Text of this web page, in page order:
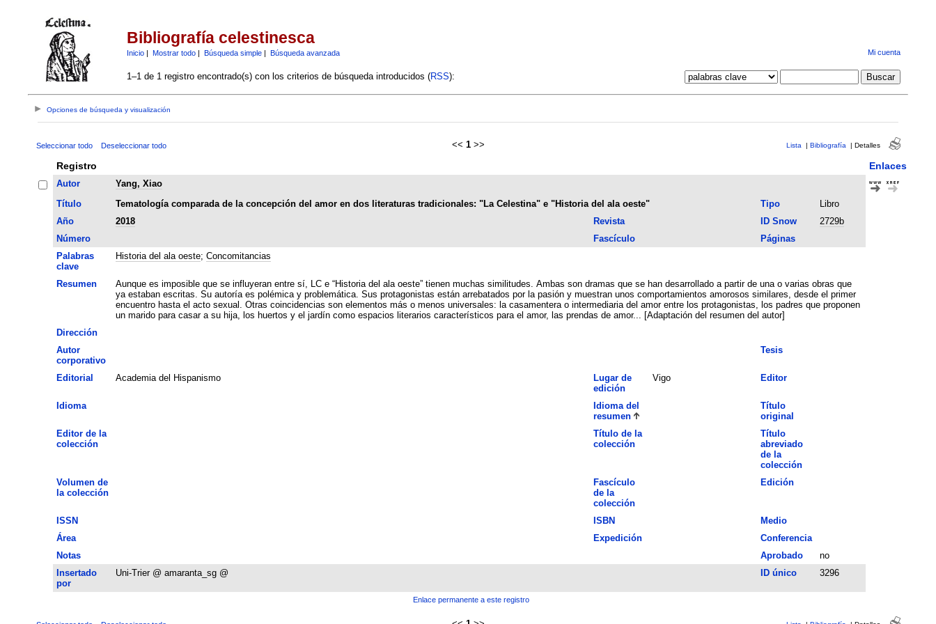
Bibliografía celestinesca
Inicio| Mostrar todo| Búsqueda simple| Búsqueda avanzada Mi cuenta
1–1 de 1 registro encontrado(s) con los criterios de búsqueda introducidos (RSS):
Opciones de búsqueda y visualización
Seleccionar todo Deseleccionar todo << 1 >> Lista | Bibliografía | Detalles
Registro Enlaces
Autor
Yang, Xiao
Título
Tematología comparada de la concepción del amor en dos literaturas tradicionales: "La Celestina" e "Historia del ala oeste" Tipo
Libro
Año
2018 Revista ID Snow
2729b
Número
Fascículo
Páginas
Palabras
clave
Historia del ala oeste; Concomitancias
Resumen
Aunque es imposible que se influyeran entre sí, LC e “Historia del ala oeste” tienen muchas similitudes. Ambas son dramas que se han desarrollado a partir de una o varias obras que
ya estaban escritas. Su autoría es polémica y problemática. Sus protagonistas están arrebatados por la pasión y muestran unos comportamientos amorosos similares, desde el primer
encuentro hasta el acto sexual. Otras coincidencias son elementos más o menos universales: la casamentera o intermediaria del amor entre los protagonistas, los padres que proponen
un marido para casar a su hija, los huertos y el jardín como espacios literarios característicos para el amor, las prendas de amor... [Adaptación del resumen del autor]
Dirección
Autor
corporativo
Tesis
Editorial Academia del Hispanismo
Lugar de
edición
Vigo Editor
Idioma
Idioma del
resumen
Título
original
Editor de la
colección
Título de la
colección
Título
abreviado
de la
colección
Volumen de
la colección
Fascículo
de la
colección
Edición
ISSN ISBN
Medio
Área
Expedición
Conferencia
Notas
Aprobado
no
Insertado
por
Uni-Trier @ amaranta_sg @ ID único 3296
Enlace permanente a este registro